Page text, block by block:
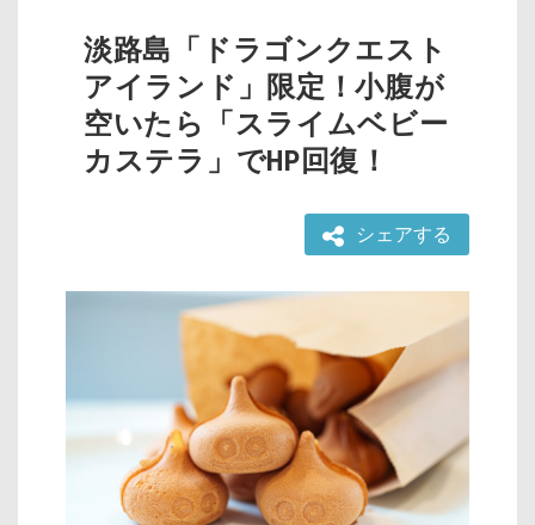
淡路島「ドラゴンクエスト
アイランド」限定！小腹が
空いたら「スライムベビー
カステラ」でHP回復！
シェアする